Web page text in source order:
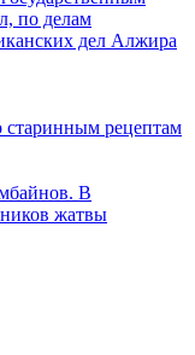
по делам
дел Алжира
старинным рецептам
В
жатвы